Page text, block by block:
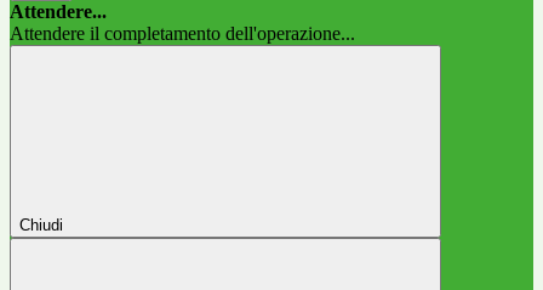
Attendere...
Attendere il completamento dell'operazione...
Chiudi